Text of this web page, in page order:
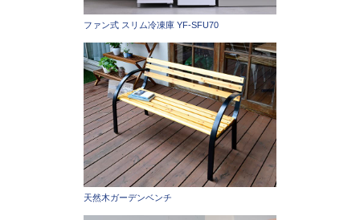
ファン式 スリム冷凍庫 YF-SFU70
天然木ガーデンベンチ